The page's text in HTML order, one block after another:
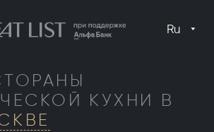
Ru
КУХНИ В